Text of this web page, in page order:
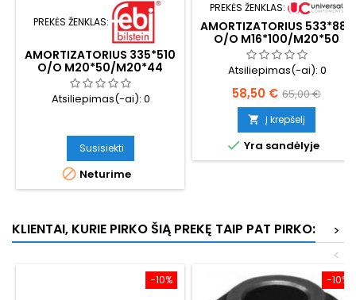
PREKĖS ŽENKLAS:
AMORTIZATORIUS 335*510
O/O M20*50/M20*44
Atsiliepimas(-ai): 0
Susisiekti
 Neturime
PREKĖS ŽENKLAS:
AMORTIZATORIUS 533*885
O/O M16*100/M20*50
Atsiliepimas(-ai): 0
Kaina
58,50 € Bazinė
kaina
65,00 €
 Į krepšelį
 Yra sandėlyje
KLIENTAI, KURIE PIRKO ŠIĄ PREKĘ TAIP PAT PIRKO:
>
<
−10% −10%